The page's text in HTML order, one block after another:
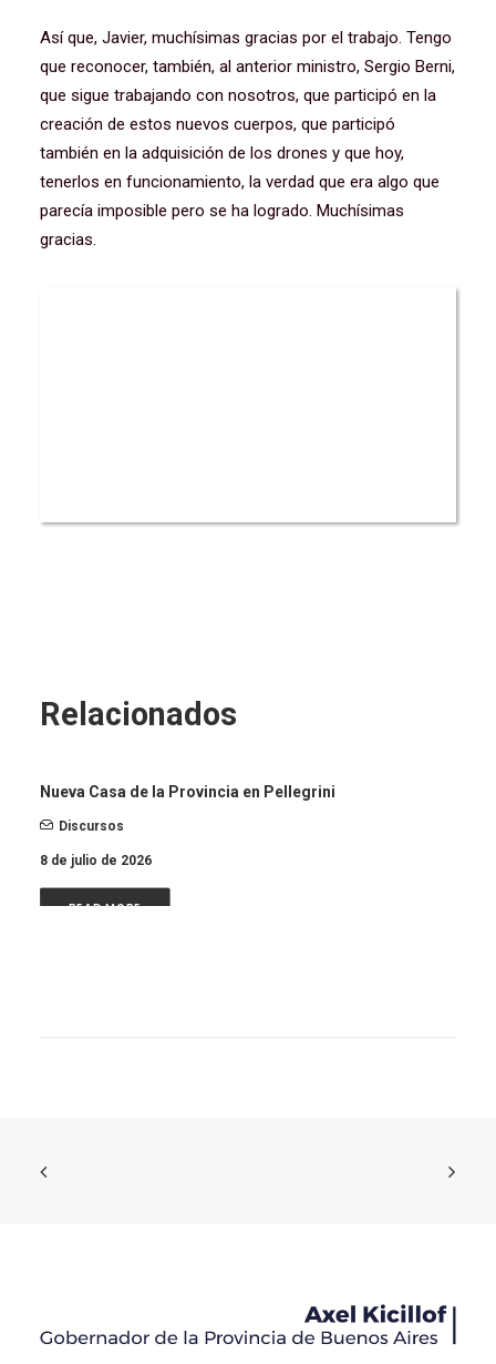
Así que, Javier, muchísimas gracias por el trabajo. Tengo
que reconocer, también, al anterior ministro, Sergio Berni,
que sigue trabajando con nosotros, que participó en la
creación de estos nuevos cuerpos, que participó
también en la adquisición de los drones y que hoy,
tenerlos en funcionamiento, la verdad que era algo que
parecía imposible pero se ha logrado. Muchísimas
gracias.
Relacionados
Nueva Casa de la Provincia en Pellegrini
Discursos
8 de julio de 2026
READ MORE